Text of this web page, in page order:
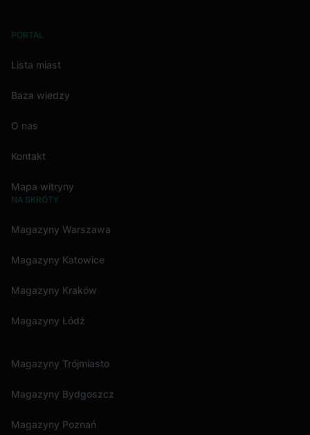
PORTAL
Lista miast
Baza wiedzy
O nas
Kontakt
Mapa witryny
NA SKRÓTY
Magazyny Warszawa
Magazyny Katowice
Magazyny Kraków
Magazyny Łódź
Magazyny Trójmiasto
Magazyny Bydgoszcz
Magazyny Poznań